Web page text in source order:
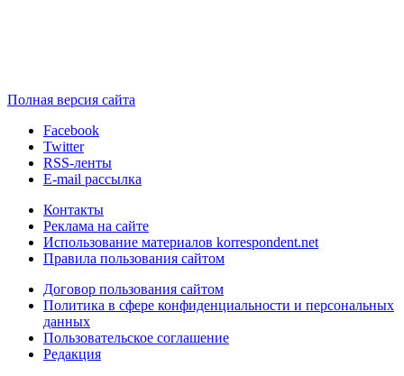
Полная версия сайта
Facebook
Twitter
RSS-ленты
E-mail рассылка
Контакты
Реклама на сайте
Использование материалов korrespondent.net
Правила пользования сайтом
Договор пользования сайтом
Политика в сфере конфиденциальности и персональных
данных
Пользовательское соглашение
Редакция